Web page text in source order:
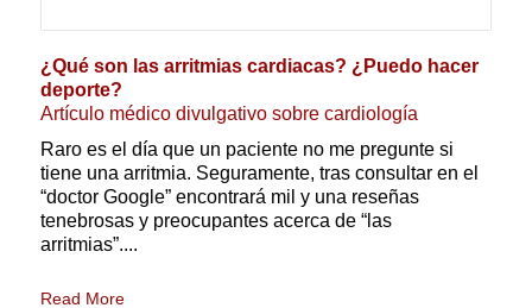
¿Qué son las arritmias cardiacas? ¿Puedo hacer
deporte?
Artículo médico divulgativo sobre cardiología
Raro es el día que un paciente no me pregunte si
tiene una arritmia. Seguramente, tras consultar en el
“doctor Google” encontrará mil y una reseñas
tenebrosas y preocupantes acerca de “las
arritmias”....
Read More